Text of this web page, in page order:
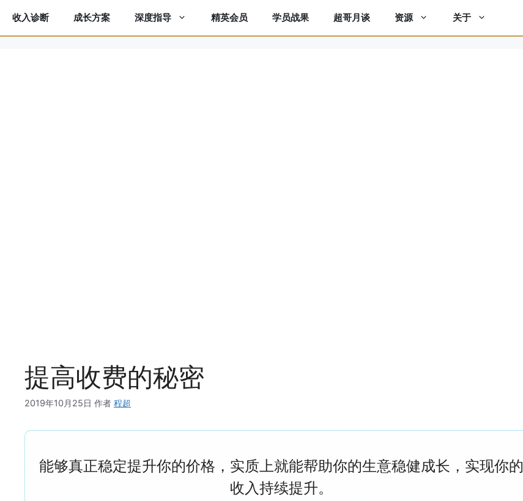
收入诊断 成长方案 深度指导 精英会员 学员战果 超哥月谈 资源 关于
提高收费的秘密
2019年10月25日 作者 程超
能够真正稳定提升你的价格，实质上就能帮助你的生意稳健成长，实现你的
收入持续提升。